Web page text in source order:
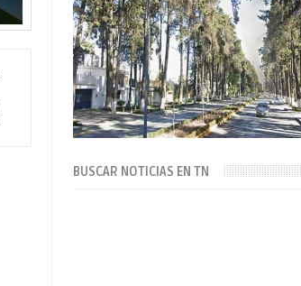
BUSCAR NOTICIAS EN TN